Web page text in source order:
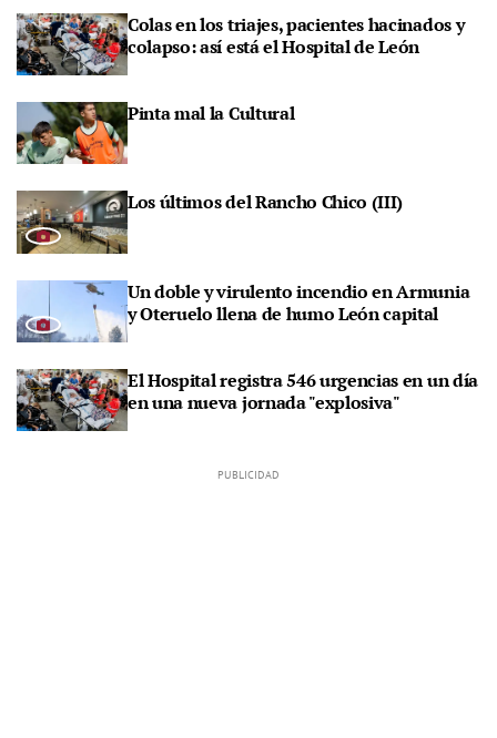
Colas en los triajes, pacientes hacinados y
colapso: así está el Hospital de León
Pinta mal la Cultural
Los últimos del Rancho Chico (III)
Un doble y virulento incendio en Armunia
y Oteruelo llena de humo León capital
El Hospital registra 546 urgencias en un día
en una nueva jornada "explosiva"